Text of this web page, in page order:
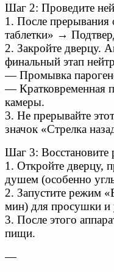
Шаг 2: Проведите
1. После прерывания
таблетки» →
2. Закройте дверцу.
финальный этап
— Промывка
— Кратковременная
камеры.
3. Не прерывайте
значок «Стрелка
Шаг 3: Восстановите
1. Откройте дверцу,
душем (особенно
2. Запустите режим
мин) для просушки и
3. После этого
пищи.
—